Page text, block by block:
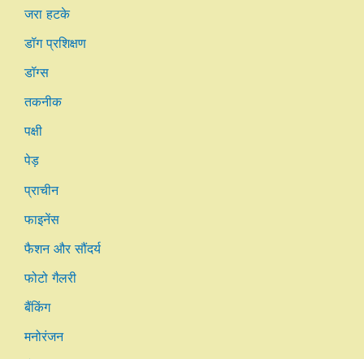
जरा हटके
डॉग प्रशिक्षण
डॉग्स
तकनीक
पक्षी
पेड़
प्राचीन
फाइनेंस
फैशन और सौंदर्य
फोटो गैलरी
बैंकिंग
मनोरंजन